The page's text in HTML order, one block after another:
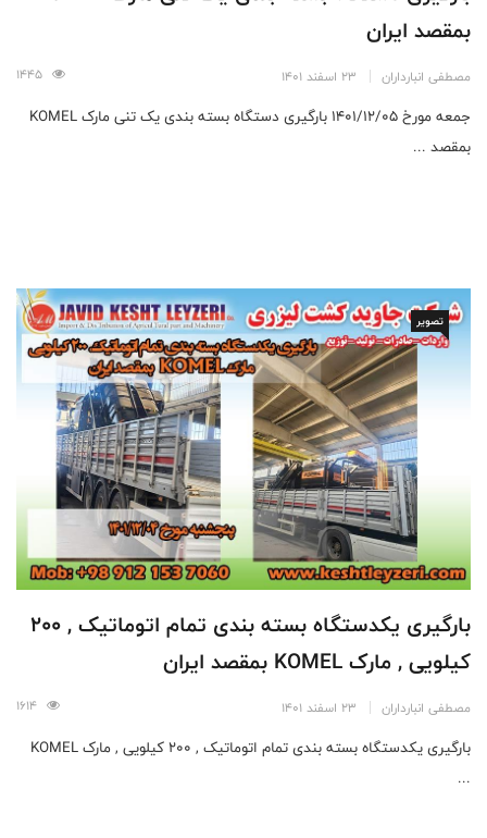
بمقصد ایران
مصطفی انبارداران 23 اسفند 1401
جمعه مورخ 1401/12/05 بارگیری دستگاه بسته بندی یک تنی مارک KOMEL
بمقصد ...
تصویر
بارگیری یکدستگاه بسته بندی تمام اتوماتیک , 200
کیلویی , مارک KOMEL بمقصد ایران
مصطفی انبارداران 23 اسفند 1401
بارگیری یکدستگاه بسته بندی تمام اتوماتیک , 200 کیلویی , مارک KOMEL
...